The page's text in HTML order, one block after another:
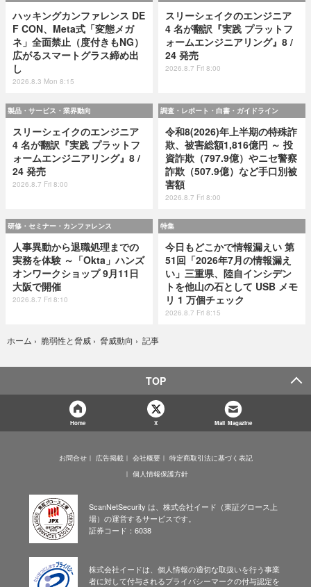
ハッキングカンファレンス DE
F CON、Meta式「変態メガ
ネ」全面禁止（度付きもNG）
広がるスマートグラス締め出
し
2026.8.3 Mon 8:15
スリーシェイクのエンジニア
4 名が翻訳『実践 プラットフ
ォームエンジニアリング』8 /
24 発売
2026.8.7 Fri 8:00
製品・サービス・業界動向
スリーシェイクのエンジニア
4 名が翻訳『実践 プラットフ
ォームエンジニアリング』8 /
24 発売
2026.8.7 Fri 8:00
調査・レポート・白書・ガイドライン
令和8(2026)年上半期の特殊詐
欺、被害総額1,816億円 ～ 投
資詐欺（797.9億）やニセ警察
詐欺（507.9億）など手口別被
害額
2026.8.7 Fri 8:00
研修・セミナー・カンファレンス
人事異動から退職処理までの
実務を体験 ～「Okta」ハンズ
オンワークショップ 9月11日
大阪で開催
2026.8.7 Fri 8:10
特集
今日もどこかで情報漏えい 第
51回「2026年7月の情報漏え
い」三重県、陸自インシデン
トを他山の石として USB メモ
リ 1 万個チェック
2026.8.7 Fri 8:15
ホーム › 脆弱性と脅威 › 脅威動向 › 記事
TOP
Home X Mail Magazine
お問合せ 広告掲載 会社概要
特定商取引法に基づく表記
個人情報保護方針
ScanNetSecurity は、株式会社イード（東証グロース上
場）の運営するサービスです。
証券コード：6038
株式会社イードは、個人情報の適切な取扱いを行う事業
者に対して付与されるプライバシーマークの付与認定を